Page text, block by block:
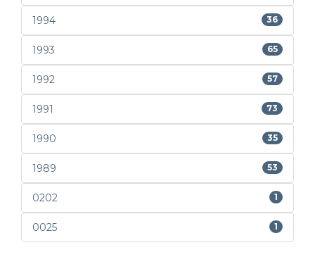
1994 36
1993 65
1992 57
1991 73
1990 35
1989 53
0202 1
0025 1